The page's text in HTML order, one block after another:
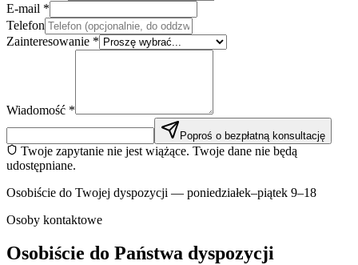
E-mail *
Telefon
Zainteresowanie *
Wiadomość *
Poproś o bezpłatną konsultację
Twoje zapytanie nie jest wiążące. Twoje dane nie będą
udostępniane.
Osobiście do Twojej dyspozycji — poniedziałek–piątek 9–18
Osoby kontaktowe
Osobiście do Państwa dyspozycji